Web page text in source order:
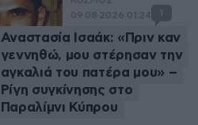
09·08·2026 01:24
1
Αναστασία Ισαάκ: «Πριν καν
γεννηθώ, μου στέρησαν την
αγκαλιά του πατέρα μου» –
Ρίγη συγκίνησης στο
Παραλίμνι Κύπρου